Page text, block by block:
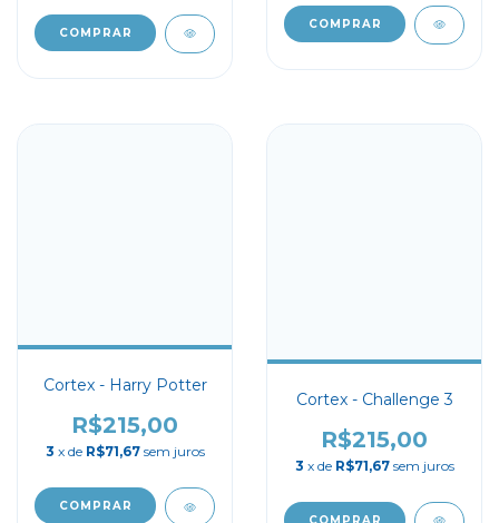
Cortex - Harry Potter
R$215,00
3 x de R$71,67 sem juros
Cortex - Challenge 3
R$215,00
3 x de R$71,67 sem juros